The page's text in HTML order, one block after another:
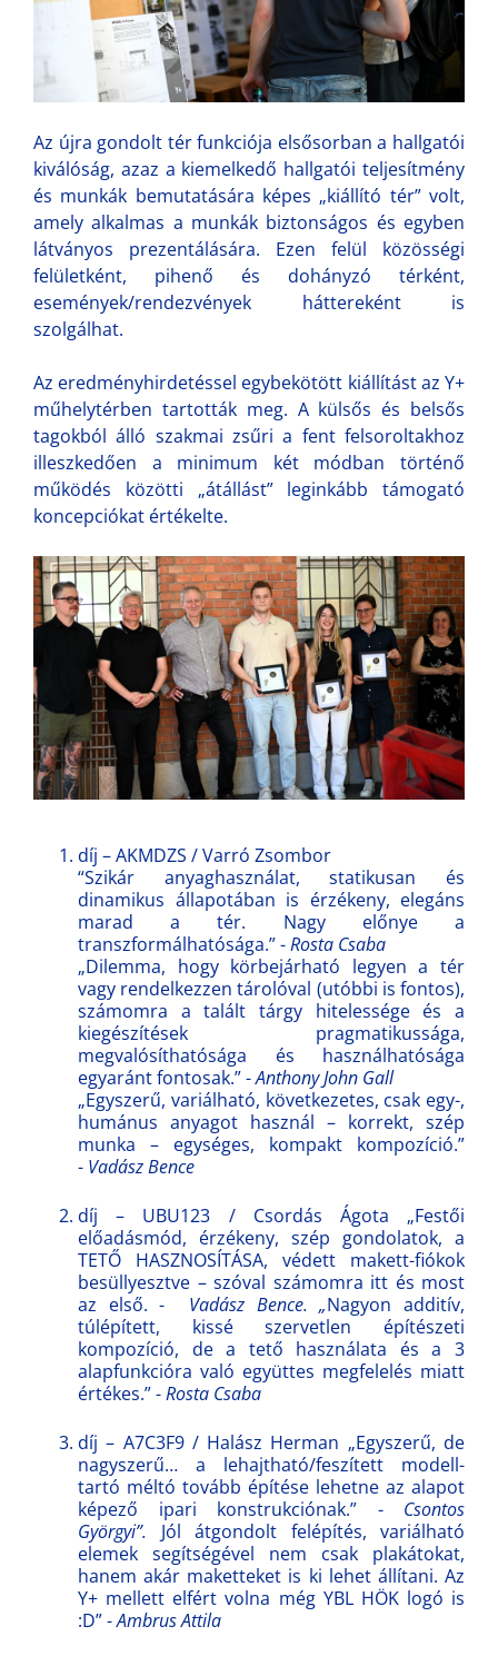
Az újra gondolt tér funkciója elsősorban a hallgatói
kiválóság, azaz a kiemelkedő hallgatói teljesítmény
és munkák bemutatására képes „kiállító tér” volt,
amely alkalmas a munkák biztonságos és egyben
látványos prezentálására. Ezen felül közösségi
felületként, pihenő és dohányzó térként,
események/rendezvények háttereként is
szolgálhat.
Az eredményhirdetéssel egybekötött kiállítást az Y+
műhelytérben tartották meg. A külsős és belsős
tagokból álló szakmai zsűri a fent felsoroltakhoz
illeszkedően a minimum két módban történő
működés közötti „átállást” leginkább támogató
koncepciókat értékelte.
díj – AKMDZS / Varró Zsombor
“Szikár anyaghasználat, statikusan és
dinamikus állapotában is érzékeny, elegáns
marad a tér. Nagy előnye a
transzformálhatósága.” -Rosta Csaba
„Dilemma, hogy körbejárható legyen a tér
vagy rendelkezzen tárolóval (utóbbi is fontos),
számomra a talált tárgy hitelessége és a
kiegészítések pragmatikussága,
megvalósíthatósága és használhatósága
egyaránt fontosak.” -Anthony John Gall
„Egyszerű, variálható, következetes, csak egy-,
humánus anyagot használ – korrekt, szép
munka – egységes, kompakt kompozíció.”
- Vadász Bence
díj – UBU123 / Csordás Ágota „Festői
előadásmód, érzékeny, szép gondolatok, a
TETŐ HASZNOSÍTÁSA, védett makett-fiókok
besüllyesztve – szóval számomra itt és most
az első. - Vadász Bence.„Nagyon additív,
túlépített, kissé szervetlen építészeti
kompozíció, de a tető használata és a 3
alapfunkcióra való együttes megfelelés miatt
értékes.” -Rosta Csaba
díj – A7C3F9 / Halász Herman „Egyszerű, de
nagyszerű… a lehajtható/feszített modell-
tartó méltó tovább építése lehetne az alapot
képező ipari konstrukciónak.” - Csontos
Györgyi”. Jól átgondolt felépítés, variálható
elemek segítségével nem csak plakátokat,
hanem akár maketteket is ki lehet állítani. Az
Y+ mellett elfért volna még YBL HÖK logó is
:D” -Ambrus Attila